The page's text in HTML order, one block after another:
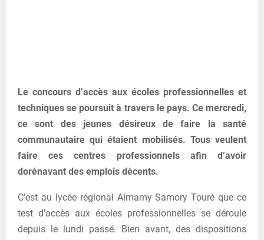
Le concours d’accès aux écoles professionnelles et
techniques se poursuit à travers le pays. Ce mercredi,
ce sont des jeunes désireux de faire la santé
communautaire qui étaient mobilisés. Tous veulent
faire ces centres professionnels afin d’avoir
dorénavant des emplois décents.
C’est au lycée régional Almamy Samory Touré que ce
test d’accès aux écoles professionnelles se déroule
depuis le lundi passé. Bien avant, des dispositions